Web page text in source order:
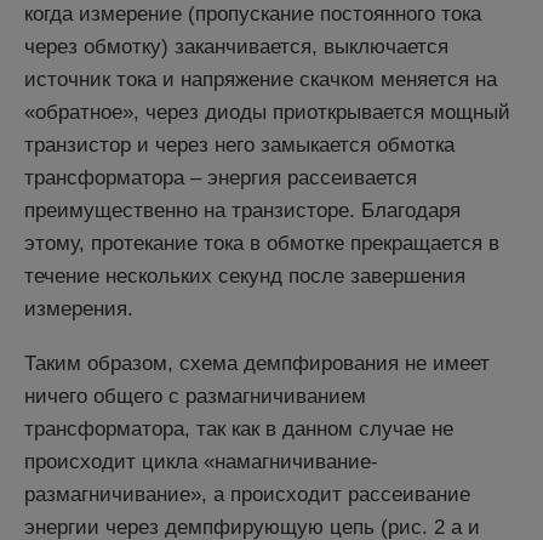
когда измерение (пропускание постоянного тока
через обмотку) заканчивается, выключается
источник тока и напряжение скачком меняется на
«обратное», через диоды приоткрывается мощный
транзистор и через него замыкается обмотка
трансформатора – энергия рассеивается
преимущественно на транзисторе. Благодаря
этому, протекание тока в обмотке прекращается в
течение нескольких секунд после завершения
измерения.
Таким образом, схема демпфирования не имеет
ничего общего с размагничиванием
трансформатора, так как в данном случае не
происходит цикла «намагничивание-
размагничивание», а происходит рассеивание
энергии через демпфирующую цепь (рис. 2 а и